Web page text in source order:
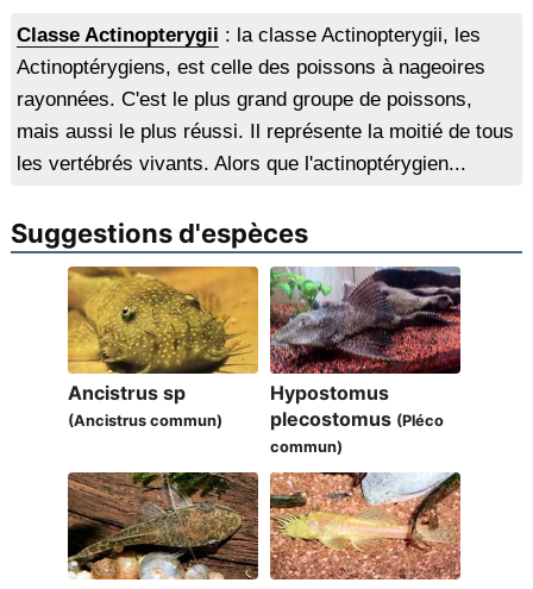
Classe Actinopterygii : la classe Actinopterygii, les
Actinoptérygiens, est celle des poissons à nageoires
rayonnées. C'est le plus grand groupe de poissons,
mais aussi le plus réussi. Il représente la moitié de tous
les vertébrés vivants. Alors que l'actinoptérygien...
Suggestions d'espèces
Ancistrus sp
(Ancistrus commun)
Hypostomus
plecostomus (Pléco
commun)